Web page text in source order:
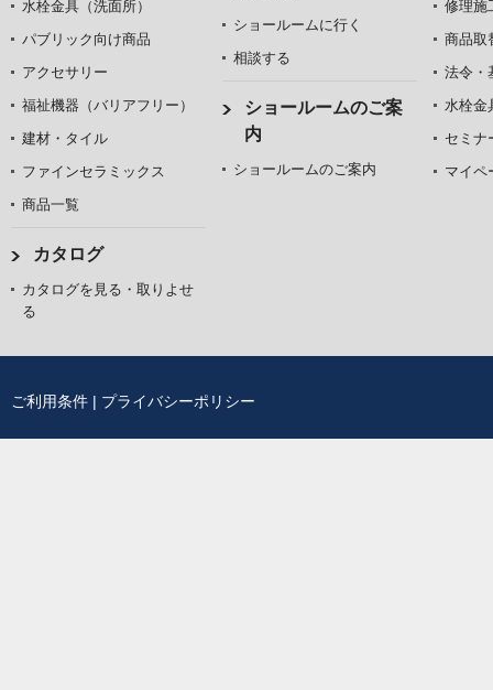
水栓金具（洗面所）
パブリック向け商品
アクセサリー
福祉機器（バリアフリー）
建材・タイル
ファインセラミックス
商品一覧
カタログ
カタログを見る・取りよせ
る
ショールームに行く
相談する
ショールームのご案
内
ショールームのご案内
修理施
商品取
法令・
水栓金
セミナ
マイペ
ご利用条件 | プライバシーポリシー